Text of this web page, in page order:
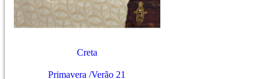
Creta
Primavera /Verão 21